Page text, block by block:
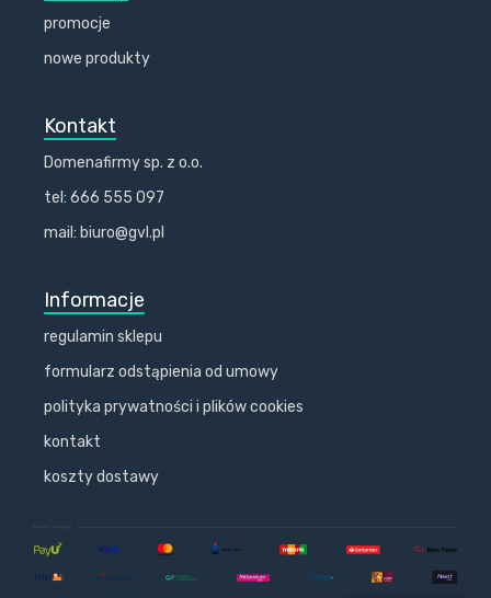
promocje
nowe produkty
Kontakt
Domenafirmy sp. z o.o.
tel: 666 555 097
mail: biuro@gvl.pl
Informacje
regulamin sklepu
formularz odstąpienia od umowy
polityka prywatności i plików cookies
kontakt
koszty dostawy